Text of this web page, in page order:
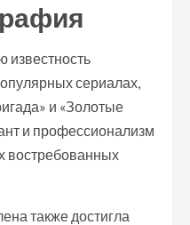
известность
сериалах,
и «Золотые
и профессионализм
востребованных
также достигла